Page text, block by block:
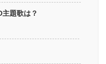
主題歌は？